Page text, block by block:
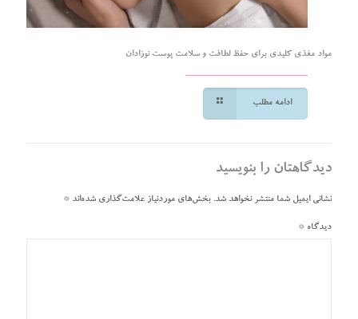
مواد مغذی کلیدی برای حفظ لطافت و سلامت پوست نوزادان
ادامه مطلب
دیدگاهتان را بنویسید
نشانی ایمیل شما منتشر نخواهد شد. بخش‌های موردنیاز علامت‌گذاری شده‌اند *
دیدگاه *